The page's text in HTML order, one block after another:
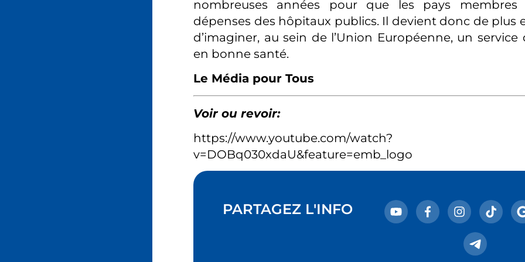
nombreuses années pour que les pays membres
dépenses des hôpitaux publics. Il devient donc de plus
d’imaginer, au sein de l’Union Européenne, un
en bonne santé.
Le Média pour Tous
Voir ou revoir:
https://www.youtube.com/watch?
v=DOBq030xdaU&feature=emb_logo
PARTAGEZ L'INFO